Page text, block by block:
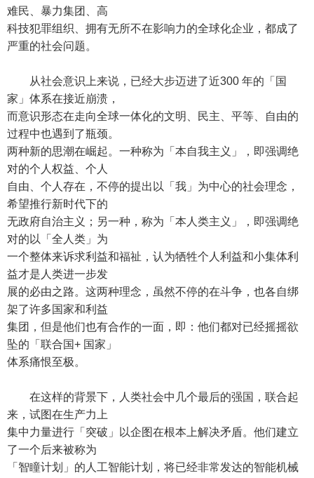
难民、暴力集团、高
科技犯罪组织、拥有无所不在影响力的全球化企业，都成了
严重的社会问题。
从社会意识上来说，已经大步迈进了近300 年的「国
家」体系在接近崩溃，
而意识形态在走向全球一体化的文明、民主、平等、自由的
过程中也遇到了瓶颈。
两种新的思潮在崛起。一种称为「本自我主义」，即强调绝
对的个人权益、个人
自由、个人存在，不停的提出以「我」为中心的社会理念，
希望推行新时代下的
无政府自治主义；另一种，称为「本人类主义」，即强调绝
对的以「全人类」为
一个整体来诉求利益和福祉，认为牺牲个人利益和小集体利
益才是人类进一步发
展的必由之路。这两种理念，虽然不停的在斗争，也各自绑
架了许多国家和利益
集团，但是他们也有合作的一面，即：他们都对已经摇摇欲
坠的「联合国+ 国家」
体系痛恨至极。
在这样的背景下，人类社会中几个最后的强国，联合起
来，试图在生产力上
集中力量进行「突破」以企图在根本上解决矛盾。他们建立
了一个后来被称为
「智瞳计划」的人工智能计划，将已经非常发达的智能机械